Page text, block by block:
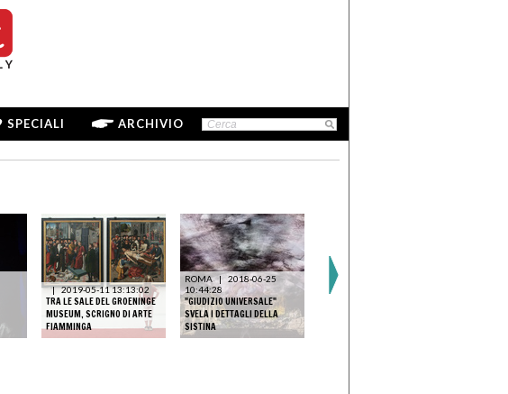
SPECIALI ARCHIVIO
| 2019-05-11 13:13:02
TRA LE SALE DEL GROENINGE
MUSEUM, SCRIGNO DI ARTE
FIAMMINGA
ROMA |
2018-06-25
10:44:28
"GIUDIZIO UNIVERSALE"
SVELA I DETTAGLI DELLA
SISTINA
ROMA
21:09:49